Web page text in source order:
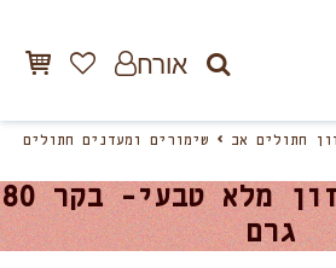
אורח
חתולים אב שימורים ומעדנים חתולים
נטסבי חתול מזון מלא טבעי- בקר 80
גרם